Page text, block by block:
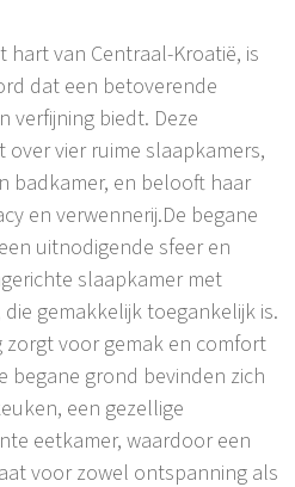
hart van Centraal-Kroatië, is
dat een betoverende
verfijning biedt. Deze
vier ruime slaapkamers,
badkamer, en belooft haar
en verwennerij.De begane
uitnodigende sfeer en
slaapkamer met
gemakkelijk toegankelijk is.
voor gemak en comfort
begane grond bevinden zich
een gezellige
eetkamer, waardoor een
voor zowel ontspanning als